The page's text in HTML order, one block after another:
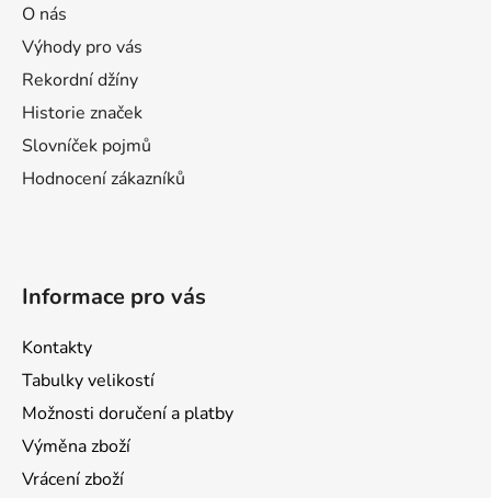
O nás
Výhody pro vás
Rekordní džíny
Historie značek
Slovníček pojmů
Hodnocení zákazníků
Informace pro vás
Kontakty
Tabulky velikostí
Možnosti doručení a platby
Výměna zboží
Vrácení zboží